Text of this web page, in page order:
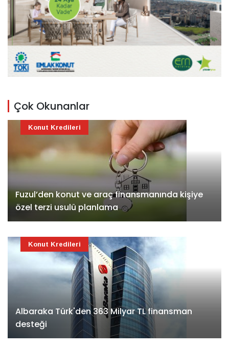
Çok Okunanlar
Fuzul’den konut ve araç finansmanında kişiye
özel terzi usulü planlama
Konut Kredileri
Albaraka Türk'den 363 Milyar TL finansman
desteği
Konut Kredileri